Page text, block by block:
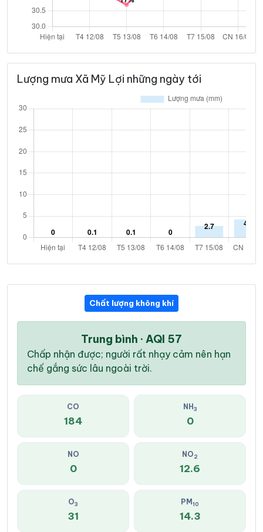
Lượng mưa Xã Mỹ Lợi những ngày tới
Chất lượng không khí
Trung bình · AQI 57
Chấp nhận được; người rất nhạy cảm nên hạn
chế gắng sức lâu ngoài trời.
CO
184
NH 3
0
NO
0
NO2
12.6
O3
31
PM 10
14.3